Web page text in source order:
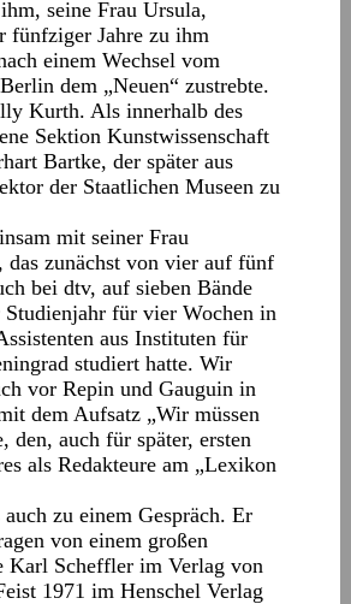
seine Frau Ursula,
fünfziger Jahre zu ihm
einem Wechsel vom
dem „Neuen“ zustrebte.
Kurth. Als innerhalb des
Sektion Kunstwissenschaft
Bartke, der später aus
der Staatlichen Museen zu
mit seiner Frau
das zunächst von vier auf fünf
bei dtv, auf sieben Bände
für vier Wochen in
aus Instituten für
studiert hatte. Wir
vor Repin und Gauguin in
dem Aufsatz „Wir müssen
den, auch für später, ersten
als Redakteure am „Lexikon
zu einem Gespräch. Er
von einem großen
Karl Scheffler im Verlag von
1971 im Henschel Verlag